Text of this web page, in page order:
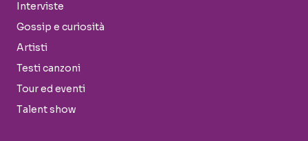
Interviste
Gossip e curiosità
Artisti
Testi canzoni
Tour ed eventi
Talent show